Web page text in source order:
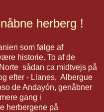
herberg !
som følge af
historie. To af de
sådan ca midtvejs på
efter - Llanes, Albergue
de Andayón, genåbner
gang i
herbergene på